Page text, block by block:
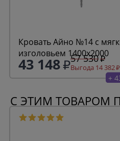
Кровать Айно №14 с
изголовьем 1400х2000
43 148 57 530
Выгода 14 382
+
С ЭТИМ ТОВАРОМ